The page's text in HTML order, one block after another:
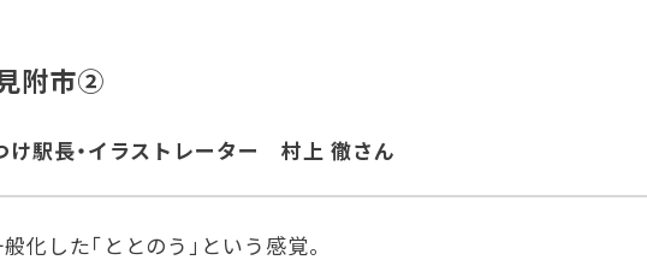
附市②
駅長・イラストレーター 村上 徹さん
した「ととのう」という感覚。